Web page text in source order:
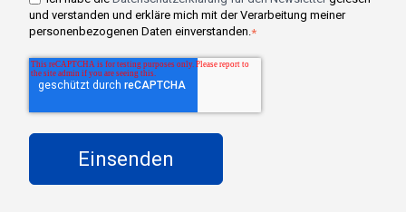
und verstanden und erkläre mich mit der Verarbeitung meiner
personenbezogenen Daten einverstanden. *